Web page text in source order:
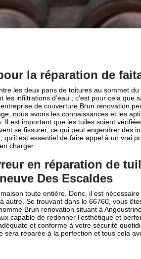
la réparation de
les deux pans de toitures au sommet
les infiltrations d’eau ; c’est pour cela que
de couverture Brun renovation
nous avons les connaissances et les
Il est important que les tuiles soient
se fissurer, ce qui peut engendrer des
qu’il est essentiel de faire appel à un vrai
charger.
en réparation de
Des Escaldes
toute entière. Donc, il est nécessaire
autre. Se trouvant dans le 66760, vous
Brun renovation situant à
capable de redonner l’esthétique et
et conforme à votre sécurité
sera réparée à la perfection et tous cela